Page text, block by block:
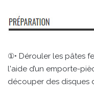
①• Dérouler les pâtes
l'aide d’un emporte-
découper des disques